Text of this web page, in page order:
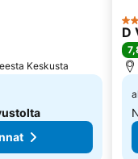
Keskusta
5
D